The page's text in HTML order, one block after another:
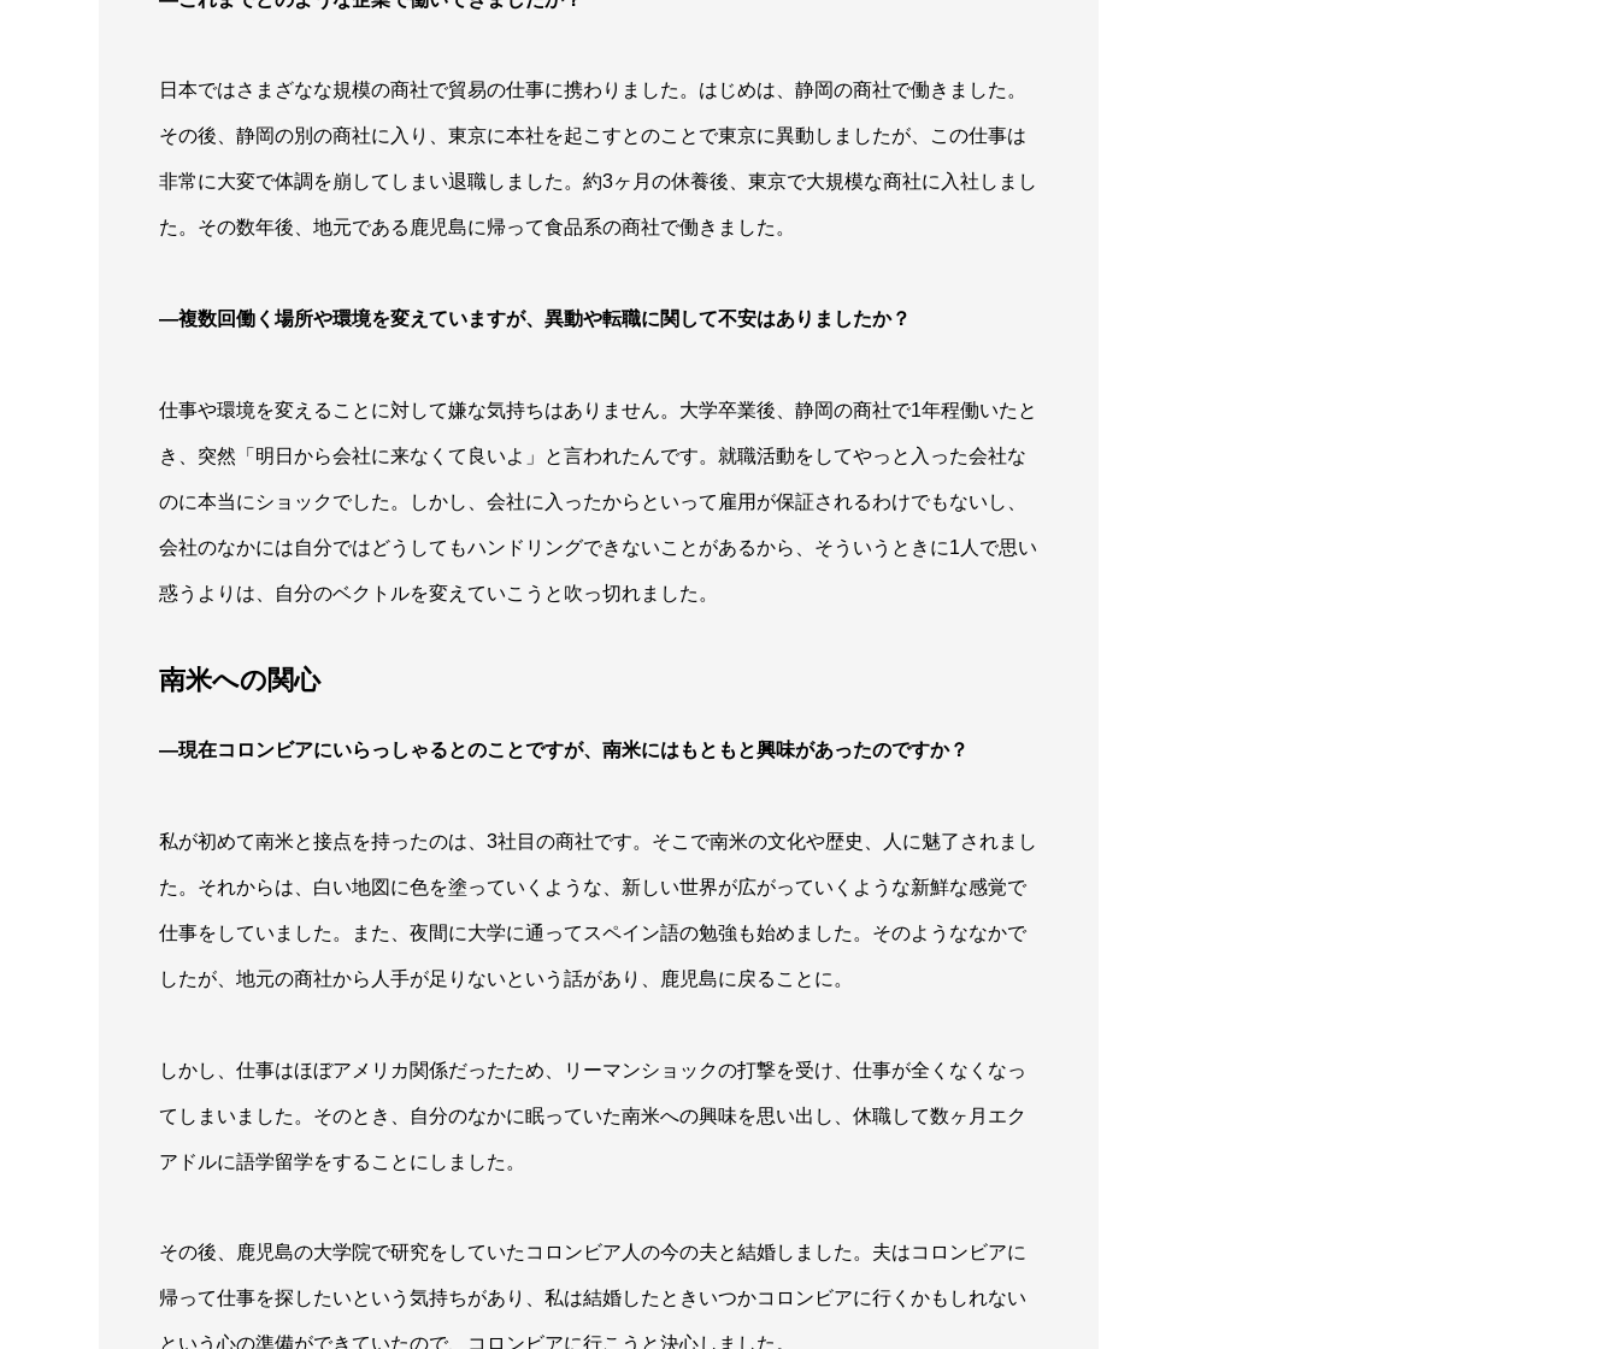
日本ではさまざなな規模の商社で貿易の仕事に携わりました。はじめは、静岡の商社で働きました。
その後、静岡の別の商社に入り、東京に本社を起こすとのことで東京に異動しましたが、この仕事は
非常に大変で体調を崩してしまい退職しました。約3ヶ月の休養後、東京で大規模な商社に入社しまし
た。その数年後、地元である鹿児島に帰って食品系の商社で働きました。
―複数回働く場所や環境を変えていますが、異動や転職に関して不安はありましたか？
仕事や環境を変えることに対して嫌な気持ちはありません。大学卒業後、静岡の商社で1年程働いたと
き、突然「明日から会社に来なくて良いよ」と言われたんです。就職活動をしてやっと入った会社な
のに本当にショックでした。しかし、会社に入ったからといって雇用が保証されるわけでもないし、
会社のなかには自分ではどうしてもハンドリングできないことがあるから、そういうときに1人で思い
惑うよりは、自分のベクトルを変えていこうと吹っ切れました。
南米への関心
―現在コロンビアにいらっしゃるとのことですが、南米にはもともと興味があったのですか？
私が初めて南米と接点を持ったのは、3社目の商社です。そこで南米の文化や歴史、人に魅了されまし
た。それからは、白い地図に色を塗っていくような、新しい世界が広がっていくような新鮮な感覚で
仕事をしていました。また、夜間に大学に通ってスペイン語の勉強も始めました。そのようななかで
したが、地元の商社から人手が足りないという話があり、鹿児島に戻ることに。
しかし、仕事はほぼアメリカ関係だったため、リーマンショックの打撃を受け、仕事が全くなくなっ
てしまいました。そのとき、自分のなかに眠っていた南米への興味を思い出し、休職して数ヶ月エク
アドルに語学留学をすることにしました。
その後、鹿児島の大学院で研究をしていたコロンビア人の今の夫と結婚しました。夫はコロンビアに
帰って仕事を探したいという気持ちがあり、私は結婚したときいつかコロンビアに行くかもしれない
という心の準備ができていたので、コロンビアに行こうと決心しました。